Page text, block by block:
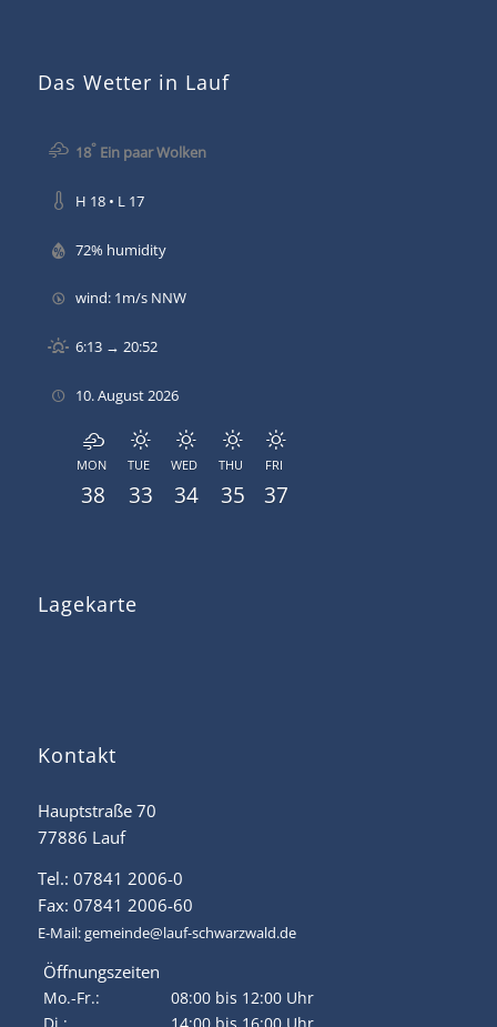
Das Wetter in Lauf
18° Ein paar Wolken
H 18 • L 17
72% humidity
wind: 1m/s NNW
6:13 → 20:52
10. August 2026
MON
38
TUE
33
WED
34
THU
35
FRI
37
Lagekarte
Kontakt
Hauptstraße 70
77886 Lauf
Tel.: 07841 2006-0
Fax: 07841 2006-60
E-Mail:gemeinde@lauf-schwarzwald.de
Öffnungszeiten
Mo.-Fr.:
08:00 bis 12:00 Uhr